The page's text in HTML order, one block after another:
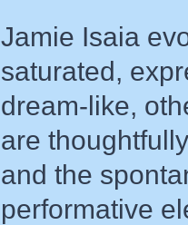
Jamie Isaia
saturated,
dream-like,
are
and the
performative